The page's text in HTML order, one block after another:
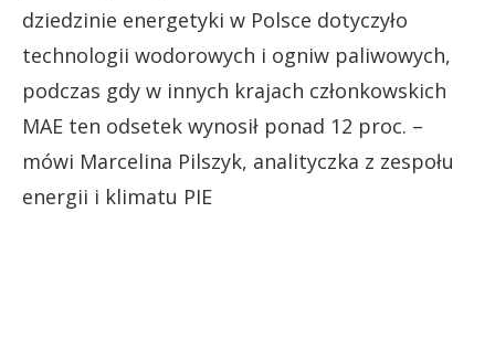
dziedzinie energetyki w Polsce dotyczyło
technologii wodorowych i ogniw paliwowych,
podczas gdy w innych krajach członkowskich
MAE ten odsetek wynosił ponad 12 proc. –
mówi Marcelina Pilszyk, analityczka z zespołu
energii i klimatu PIE